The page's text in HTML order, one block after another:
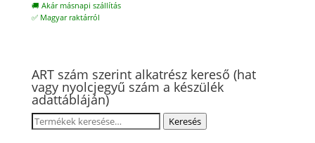
🚚 Akár másnapi szállítás
✅ Magyar raktárról
ART szám szerint alkatrész kereső (hat
vagy nyolcjegyű szám a készülék
adattábláján)
Keresés
Keresés